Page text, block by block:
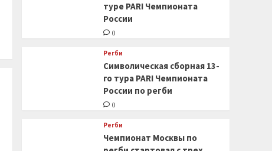
туре PARI Чемпионата
России
0
Регби
Символическая сборная 13-
го тура PARI Чемпионата
России по регби
0
Регби
Чемпионат Москвы по